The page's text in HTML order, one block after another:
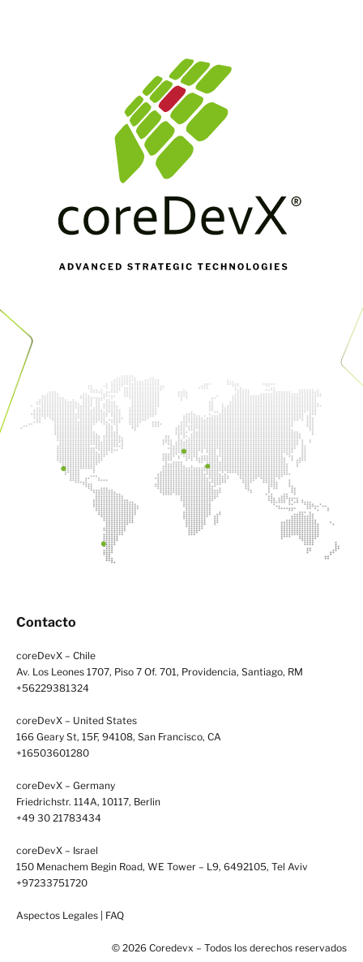
Contacto
coreDevX – Chile
Av. Los Leones 1707, Piso 7 Of. 701, Providencia, Santiago, RM
+56229381324
coreDevX – United States
166 Geary St, 15F, 94108, San Francisco, CA
+16503601280
coreDevX – Germany
Friedrichstr. 114A, 10117, Berlin
+49 30 21783434
coreDevX – Israel
150 Menachem Begin Road, WE Tower – L9, 6492105, Tel Aviv
+97233751720
Aspectos Legales FAQ
© 2026 Coredevx – Todos los derechos reservados